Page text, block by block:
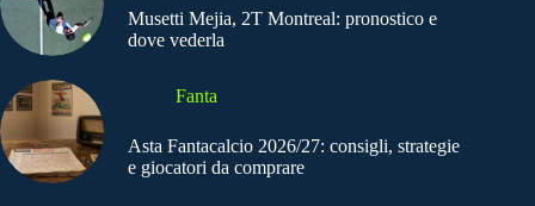
Musetti Mejia, 2T Montreal: pronostico e
dove vederla
Fanta
Asta Fantacalcio 2026/27: consigli, strategie
e giocatori da comprare